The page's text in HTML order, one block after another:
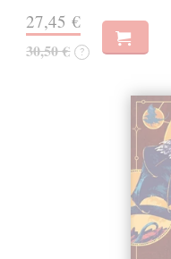
27,45 €
30,50 € ?